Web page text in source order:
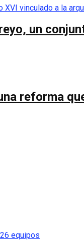
un
reforma